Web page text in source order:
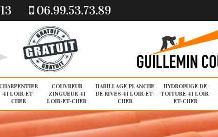
06.99.53.73.89
CHARPENTIER
41 LOIR-ET-
CHER
COUVREUR
ZINGUEUR 41
LOIR-ET-CHER
HABILLAGE PLANCHE
DE RIVES 41 LOIR-ET-
CHER
HYDROFUGE DE
TOITURE 41 LOIR-
ET-CHER